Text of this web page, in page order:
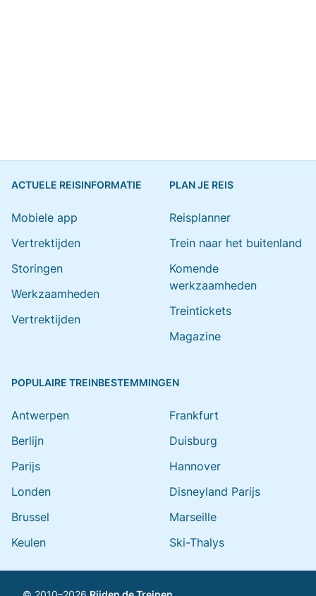
ACTUELE REISINFORMATIE
Mobiele app
Vertrektijden
Storingen
Werkzaamheden
Vertrektijden
PLAN JE REIS
Reisplanner
Trein naar het buitenland
Komende
werkzaamheden
Treintickets
Magazine
POPULAIRE TREINBESTEMMINGEN
Antwerpen
Berlijn
Parijs
Londen
Brussel
Keulen
Frankfurt
Duisburg
Hannover
Disneyland Parijs
Marseille
Ski-Thalys